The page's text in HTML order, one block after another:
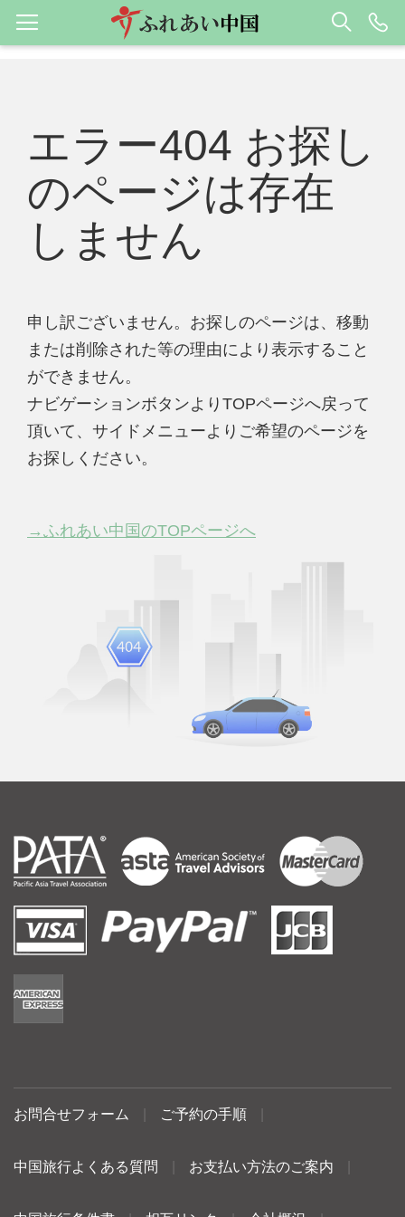
エラー404 お探し
のページは存在
しません
申し訳ございません。お探しのページは、移動
または削除された等の理由により表示すること
ができません。
ナビゲーションボタンよりTOPページへ戻って
頂いて、サイドメニューよりご希望のページを
お探しください。
→ふれあい中国のTOPページへ
お問合せフォーム ご予約の手順
中国旅行よくある質問 お支払い方法のご案内